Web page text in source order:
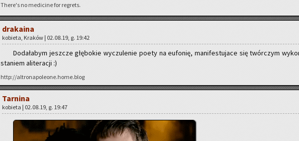
There's no me­di­ci­ne for re­grets.
dra­ka­ina
ko­bie­ta, Kra­ków | 02.08.19, g. 19:42
Do­da­ła­bym jesz­cze głę­bo­kie wy­czu­le­nie poety na eu­fo­nię, ma­ni­fe­stu­ja­ce się twór­czym
sta­niem ali­te­ra­cji :)
http://altronapoleone.home.blog
Tar­ni­na
ko­bie­ta | 02.08.19, g. 19:47